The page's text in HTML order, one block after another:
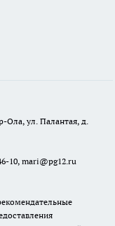
Ола, ул. Палантая, д.
10, mari@pg12.ru